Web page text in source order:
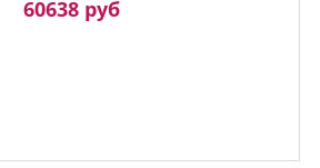
60638 руб